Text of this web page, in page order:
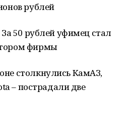
рублей
50 рублей уфимец стал
фирмы
столкнулись КамАЗ,
– пострадали две